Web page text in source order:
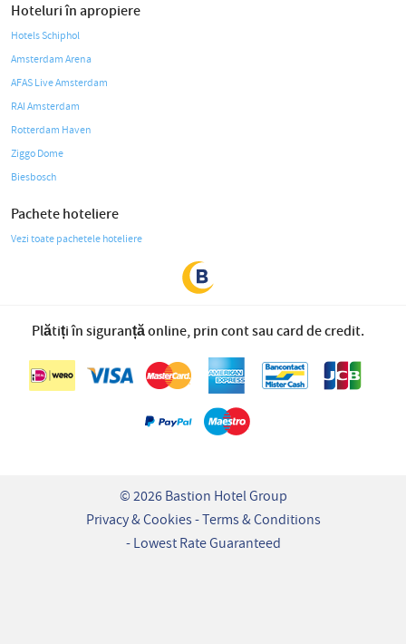
Hoteluri în apropiere
Hotels Schiphol
Amsterdam Arena
AFAS Live Amsterdam
RAI Amsterdam
Rotterdam Haven
Ziggo Dome
Biesbosch
Pachete hoteliere
Vezi toate pachetele hoteliere
Plătiți în siguranță online, prin cont sau card de credit.
© 2026 Bastion Hotel Group
Privacy & Cookies Terms & Conditions
Lowest Rate Guaranteed